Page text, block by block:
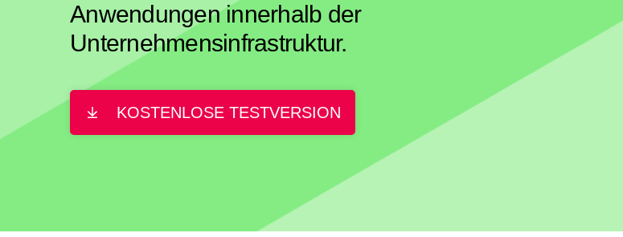
Anwendungen innerhalb der
Unternehmensinfrastruktur.
KOSTENLOSE TESTVERSION